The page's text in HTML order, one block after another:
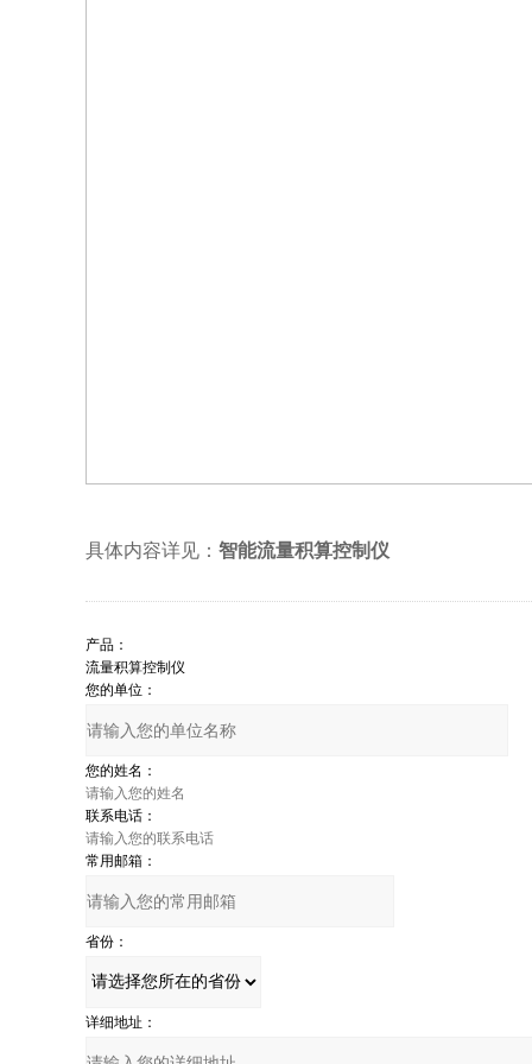
具体内容详见： 智能流量积算控制仪
产品：
您的单位：
您的姓名：
联系电话：
常用邮箱：
省份：
详细地址：